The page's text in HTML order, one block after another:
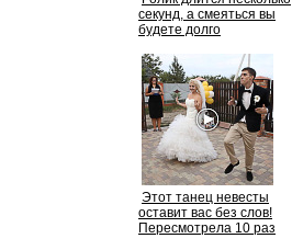
секунд, а смеяться вы
удете долго
Этот танец невесты
оставит вас без слов!
Пересмотрела 10 раз